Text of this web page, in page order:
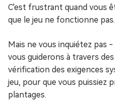
C'est frustrant quand vous
que le jeu ne fonctionne pas.
Mais ne vous inquiétez pas
vous guiderons à travers
vérification des exigences
jeu, pour que vous puissiez
plantages.